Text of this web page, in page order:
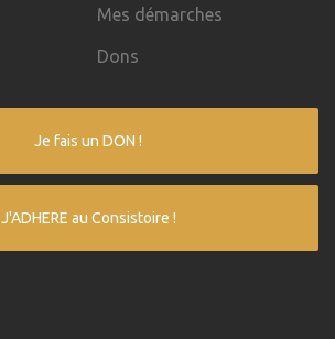
Mes démarches
Dons
Je fais un DON !
J'ADHERE au Consistoire !